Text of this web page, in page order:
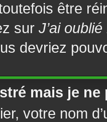
être
sur J’ai
devriez
mais je
votre nom